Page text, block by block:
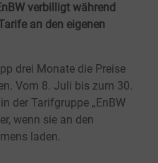
verbilligt während
an den eigenen
drei Monate die Preise
Vom 8. Juli bis zum 30.
der Tarifgruppe „EnBW
wenn sie an den
laden.